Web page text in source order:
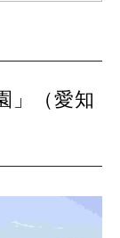
」（愛知